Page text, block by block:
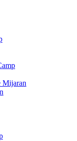
Mijaran